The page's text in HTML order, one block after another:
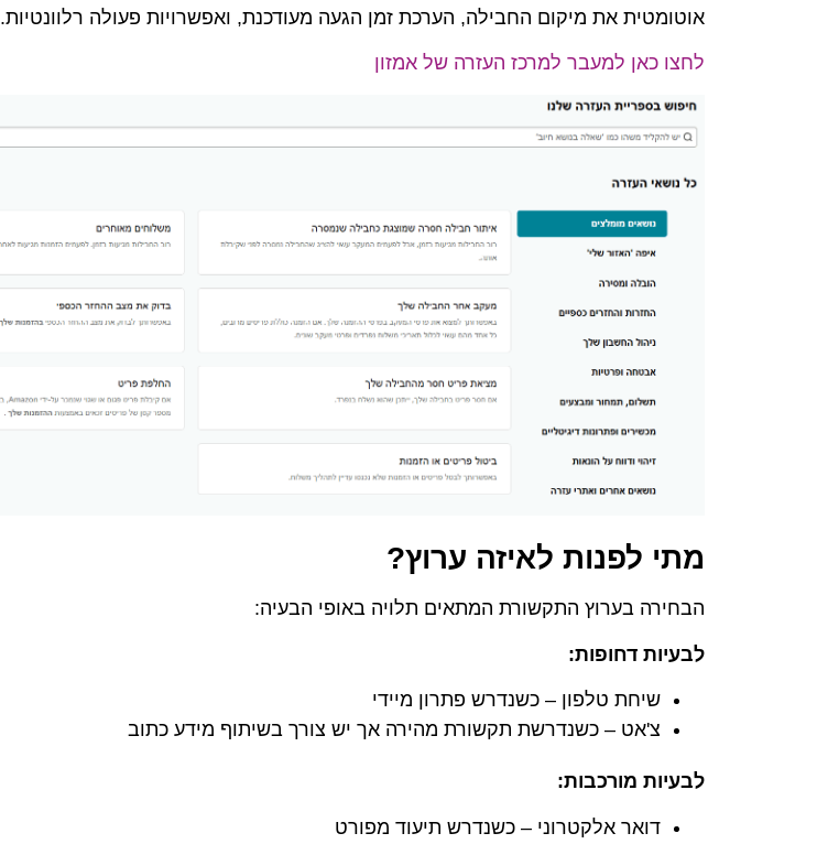
אוטומטית את מיקום החבילה, הערכת זמן הגעה מעודכנת, ואפשרויות פעולה רלוונטיות.
לחצו כאן למעבר למרכז העזרה של אמזון
מתי לפנות לאיזה ערוץ?
הבחירה בערוץ התקשורת המתאים תלויה באופי הבעיה:
לבעיות דחופות:
שיחת טלפון – כשנדרש פתרון מיידי
צ'אט – כשנדרשת תקשורת מהירה אך יש צורך בשיתוף מידע כתוב
לבעיות מורכבות:
דואר אלקטרוני – כשנדרש תיעוד מפורט